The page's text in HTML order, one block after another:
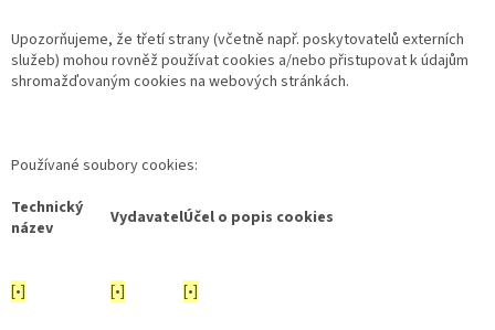
Upozorňujeme, že třetí strany (včetně např. poskytovatelů externích
služeb) mohou rovněž používat cookies a/nebo přistupovat k údajům
shromažďovaným cookies na webových stránkách.
Používané soubory cookies:
Technický
název
VydavatelÚčel o popis cookies
[•] [•] [•]